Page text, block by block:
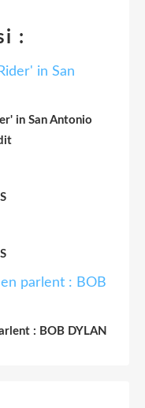
:
in San Antonio
: BOB DYLAN